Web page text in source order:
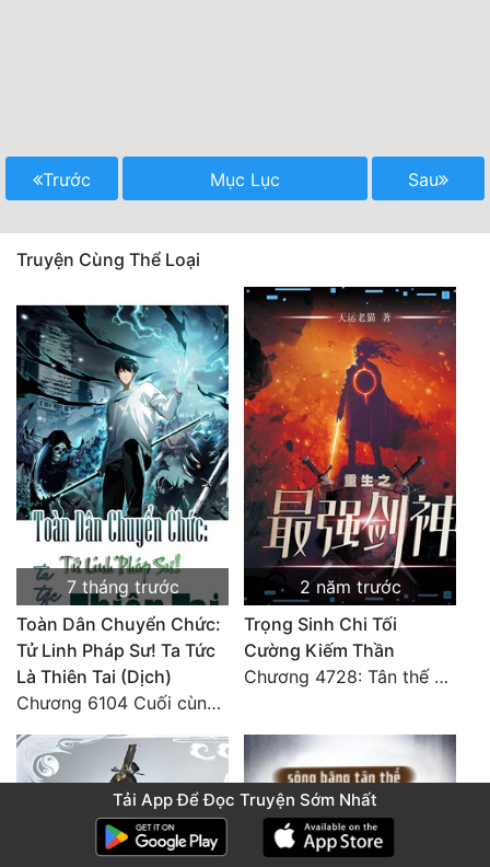
Trước Mục Lục Sau
Truyện Cùng Thể Loại
7 tháng trước
Toàn Dân Chuyển Chức:
Tử Linh Pháp Sư! Ta Tức
Là Thiên Tai (Dịch)
Chương 6104 Cuối cùng (HẾT)
2 năm trước
Trọng Sinh Chi Tối
Cường Kiếm Thần
Chương 4728: Tân thế giới (đại kết cục) (10)
Tải App Để Đọc Truyện Sớm Nhất